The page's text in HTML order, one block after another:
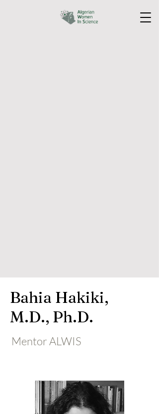
Bahia Hakiki,
M.D., Ph.D.
Mentor ALWIS